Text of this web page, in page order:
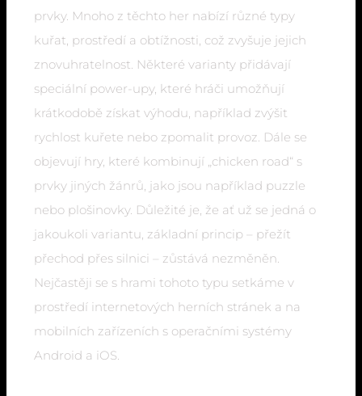
prvky. Mnoho z těchto her nabízí různé typy
kuřat, prostředí a obtížnosti, což zvyšuje jejich
znovuhratelnost. Některé varianty přidávají
speciální power-upy, které hráči umožňují
krátkodobě získat výhodu, například zvýšit
rychlost kuřete nebo zpomalit provoz. Dále se
objevují hry, které kombinují „chicken road“ s
prvky jiných žánrů, jako jsou například puzzle
nebo plošinovky. Důležité je, že ať už se jedná o
jakoukoli variantu, základní princip – přežít
přechod přes silnici – zůstává nezměněn.
Nejčastěji se s hrami tohoto typu setkáme v
prostředí internetových herních stránek a na
mobilních zařízeních s operačními systémy
Android a iOS.